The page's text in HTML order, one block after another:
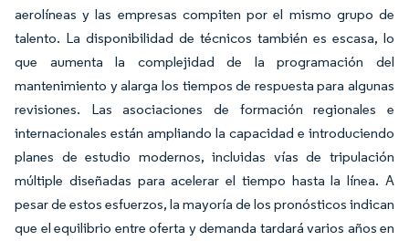
aerolíneas y las empresas compiten por el mismo grupo de
talento. La disponibilidad de técnicos también es escasa, lo
que aumenta la complejidad de la programación del
mantenimiento y alarga los tiempos de respuesta para algunas
revisiones. Las asociaciones de formación regionales e
internacionales están ampliando la capacidad e introduciendo
planes de estudio modernos, incluidas vías de tripulación
múltiple diseñadas para acelerar el tiempo hasta la línea. A
pesar de estos esfuerzos, la mayoría de los pronósticos indican
que el equilibrio entre oferta y demanda tardará varios años en